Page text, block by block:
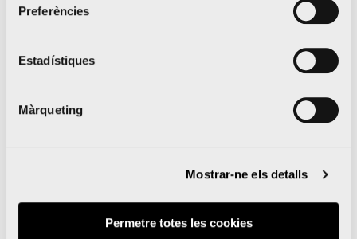
Preferències
Estadístiques
Màrqueting
Mostrar-ne els detalls
Permetre totes les cookies